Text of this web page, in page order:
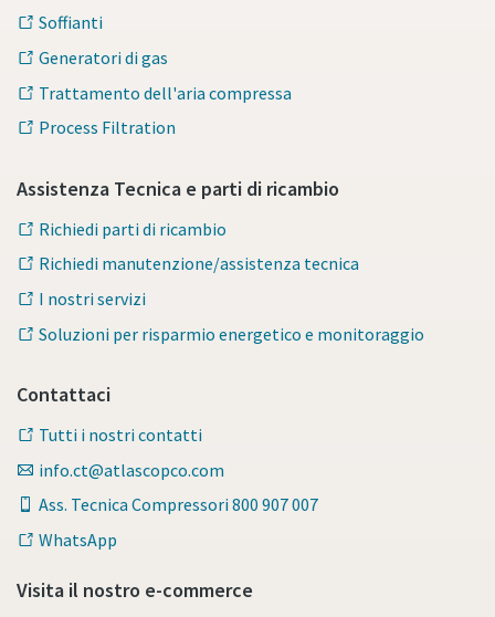
Soffianti
Generatori di gas
Trattamento dell'aria compressa
Process Filtration
Assistenza Tecnica e parti di ricambio
Richiedi parti di ricambio
Richiedi manutenzione/assistenza tecnica
I nostri servizi
Soluzioni per risparmio energetico e monitoraggio
Contattaci
Tutti i nostri contatti
info.ct@atlascopco.com
Ass. Tecnica Compressori 800 907 007
WhatsApp
Visita il nostro e-commerce